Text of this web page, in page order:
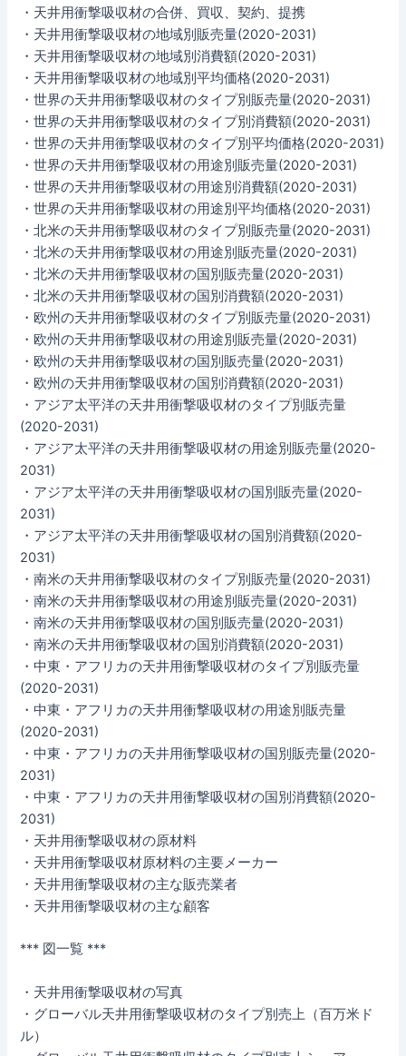
・天井用衝撃吸収材の合併、買収、契約、提携
・天井用衝撃吸収材の地域別販売量(2020-2031)
・天井用衝撃吸収材の地域別消費額(2020-2031)
・天井用衝撃吸収材の地域別平均価格(2020-2031)
・世界の天井用衝撃吸収材のタイプ別販売量(2020-2031)
・世界の天井用衝撃吸収材のタイプ別消費額(2020-2031)
・世界の天井用衝撃吸収材のタイプ別平均価格(2020-2031)
・世界の天井用衝撃吸収材の用途別販売量(2020-2031)
・世界の天井用衝撃吸収材の用途別消費額(2020-2031)
・世界の天井用衝撃吸収材の用途別平均価格(2020-2031)
・北米の天井用衝撃吸収材のタイプ別販売量(2020-2031)
・北米の天井用衝撃吸収材の用途別販売量(2020-2031)
・北米の天井用衝撃吸収材の国別販売量(2020-2031)
・北米の天井用衝撃吸収材の国別消費額(2020-2031)
・欧州の天井用衝撃吸収材のタイプ別販売量(2020-2031)
・欧州の天井用衝撃吸収材の用途別販売量(2020-2031)
・欧州の天井用衝撃吸収材の国別販売量(2020-2031)
・欧州の天井用衝撃吸収材の国別消費額(2020-2031)
・アジア太平洋の天井用衝撃吸収材のタイプ別販売量
(2020-2031)
・アジア太平洋の天井用衝撃吸収材の用途別販売量(2020-
2031)
・アジア太平洋の天井用衝撃吸収材の国別販売量(2020-
2031)
・アジア太平洋の天井用衝撃吸収材の国別消費額(2020-
2031)
・南米の天井用衝撃吸収材のタイプ別販売量(2020-2031)
・南米の天井用衝撃吸収材の用途別販売量(2020-2031)
・南米の天井用衝撃吸収材の国別販売量(2020-2031)
・南米の天井用衝撃吸収材の国別消費額(2020-2031)
・中東・アフリカの天井用衝撃吸収材のタイプ別販売量
(2020-2031)
・中東・アフリカの天井用衝撃吸収材の用途別販売量
(2020-2031)
・中東・アフリカの天井用衝撃吸収材の国別販売量(2020-
2031)
・中東・アフリカの天井用衝撃吸収材の国別消費額(2020-
2031)
・天井用衝撃吸収材の原材料
・天井用衝撃吸収材原材料の主要メーカー
・天井用衝撃吸収材の主な販売業者
・天井用衝撃吸収材の主な顧客
*** 図一覧 ***
・天井用衝撃吸収材の写真
・グローバル天井用衝撃吸収材のタイプ別売上（百万米ド
ル）